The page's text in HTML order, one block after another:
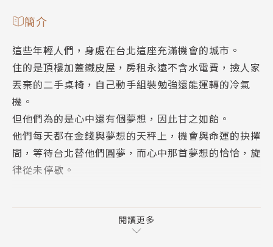
簡介
這些年輕人們，身處在台北這座充滿機會的城市。
住的是頂樓加蓋鐵皮屋，房租永遠不含水電費，撿人家
丟棄的二手桌椅，自己動手組裝勉強還能運轉的冷氣
機。
但他們為的是心中還有個夢想，因此甘之如飴。
他們每天都在金錢與夢想的天秤上，機會與命運的抉擇
間，等待台北替他們圓夢，而心中那首夢想的恰恰，旋
律從未停歇。
鞋櫃、雨衣、安全帽、盆栽，各自在陽台找到安身立命
閱讀更多